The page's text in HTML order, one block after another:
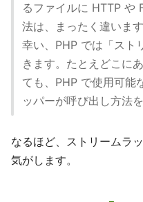
るファイルに HTTP や
法は、まったく違います
幸い、PHP では「スト
きます。たとえどこに
ても、PHP で使用可能
ッパーが呼び出し方法
なるほど、ストリームラ
気がします。